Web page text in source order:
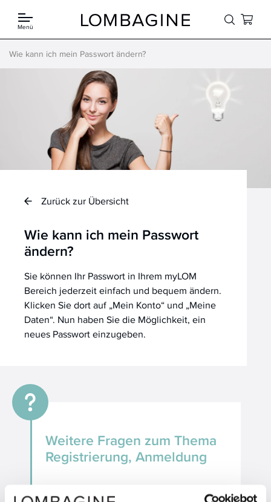
Menü
Wie kann ich mein Passwort ändern?
Zurück zur Übersicht
Wie kann ich mein Passwort
ändern?
Sie können Ihr Passwort in Ihrem myLOM
Bereich jederzeit einfach und bequem ändern.
Klicken Sie dort auf „Mein Konto“ und „Meine
Daten“. Nun haben Sie die Möglichkeit, ein
neues Passwort einzugeben.
Weitere Fragen zum Thema
Registrierung, Anmeldung
Wie erstelle ich ein Online Konto?